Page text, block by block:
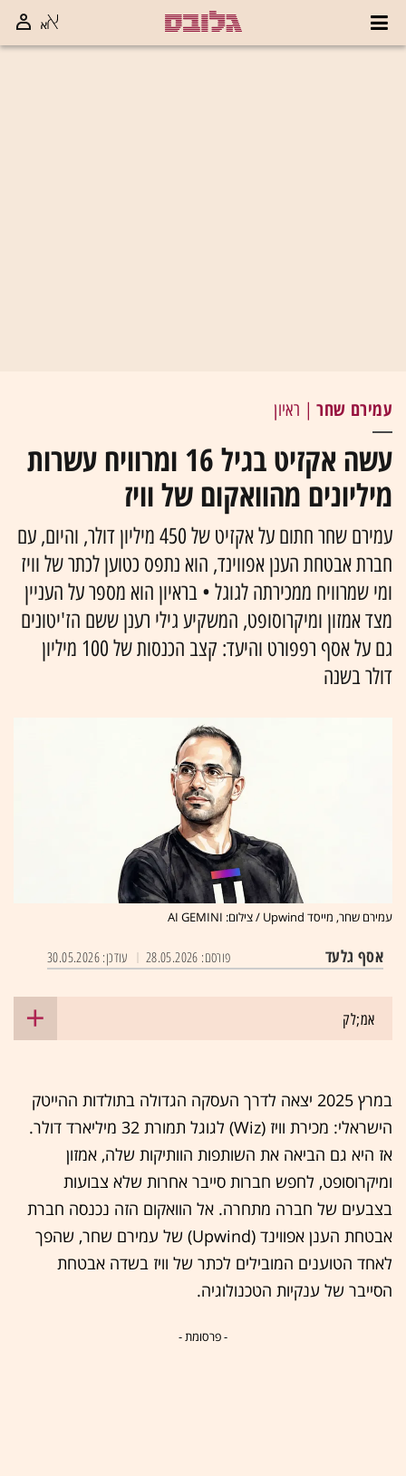
עמירם שחר| ראיון
עשה אקזיט בגיל 16 ומרוויח עשרות
מיליונים מהוואקום של וויז
עמירם שחר חתום על אקזיט של 450 מיליון דולר, והיום, עם
חברת אבטחת הענן אפווינד, הוא נתפס כטוען לכתר של וויז
ומי שמרוויח ממכירתה לגוגל • בראיון הוא מספר על העניין
מצד אמזון ומיקרוסופט, המשקיע גילי רענן ששם הז'יטונים
גם על אסף רפפורט והיעד: קצב הכנסות של 100 מיליון
דולר בשנה
עמירם שחר, מייסד Upwind / צילום: AI GEMINI
אסף גלעד עודכן: 30.05.2026 פורסם: 28.05.2026
אמ;לק
במרץ 2025 יצאה לדרך העסקה הגדולה בתולדות ההייטק
הישראלי: מכירת וויז (Wiz) לגוגל תמורת 32 מיליארד דולר.
אז היא גם הביאה את השותפות הוותיקות שלה, אמזון
ומיקרוסופט, לחפש חברות סייבר אחרות שלא צבועות
בצבעים של חברה מתחרה. אל הוואקום הזה נכנסה חברת
אבטחת הענן אפווינד (Upwind) של עמירם שחר, שהפך
לאחד הטוענים המובילים לכתר של וויז בשדה אבטחת
הסייבר של ענקיות הטכנולוגיה.
- פרסומת -